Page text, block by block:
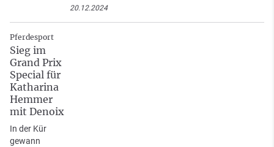
20.12.2024
Pferdesport
Sieg im
Grand Prix
Special für
Katharina
Hemmer
mit Denoix
In der Kür
gewann